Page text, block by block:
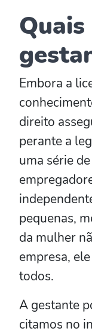
Embora a
direito
perante a
uma série
pequenas,
da mulher
empresa,
todos.
A gestante
citamos no